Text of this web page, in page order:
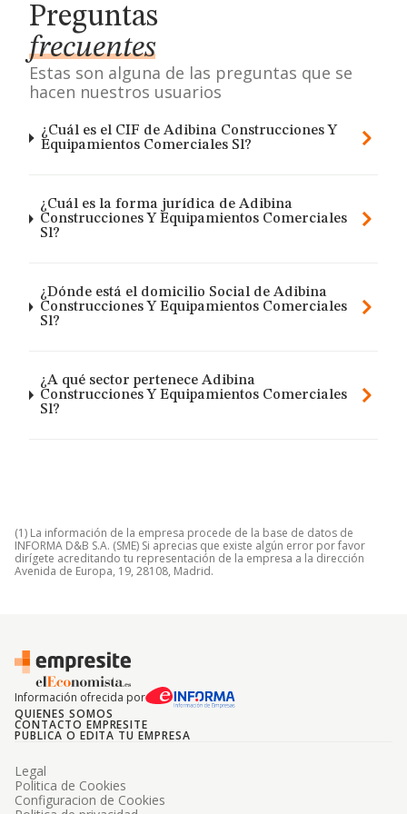
Preguntas
frecuentes
Estas son alguna de las preguntas que se
hacen nuestros usuarios
¿Cuál es el CIF de Adibina Construcciones Y
Equipamientos Comerciales Sl?
¿Cuál es la forma jurídica de Adibina
Construcciones Y Equipamientos Comerciales
Sl?
¿Dónde está el domicilio Social de Adibina
Construcciones Y Equipamientos Comerciales
Sl?
¿A qué sector pertenece Adibina
Construcciones Y Equipamientos Comerciales
Sl?
(1) La información de la empresa procede de la base de datos de
INFORMA D&B S.A. (SME) Si aprecias que existe algún error por favor
dirígete acreditando tu representación de la empresa a la dirección
Avenida de Europa, 19, 28108, Madrid.
Información ofrecida por
QUIENES SOMOS
CONTACTO EMPRESITE
PUBLICA O EDITA TU EMPRESA
Legal
Politica de Cookies
Configuracion de Cookies